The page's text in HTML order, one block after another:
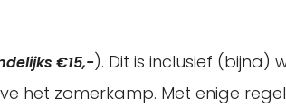
€15,-). Dit is inclusief (bijna)
het zomerkamp. Met enige